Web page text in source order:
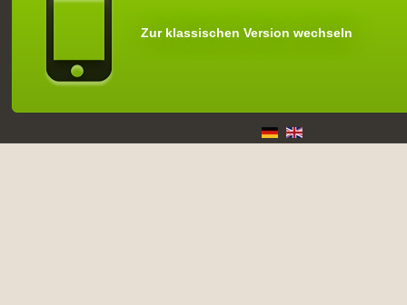
Zur klassischen Version wechseln